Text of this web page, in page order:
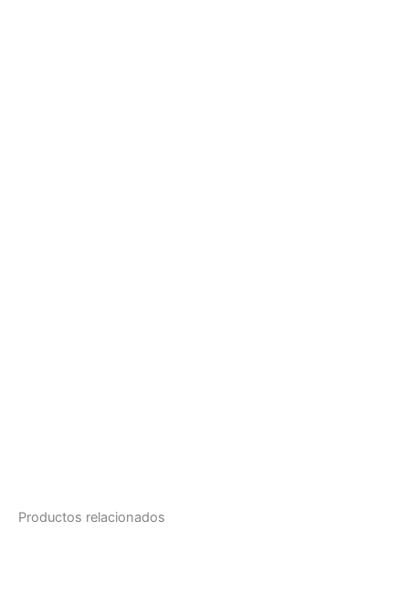
Productos relacionados